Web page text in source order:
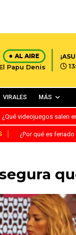
AL AIRE
El Papu Denis
VIRALES MÁS
¿Qué videojuegos salen
¿Por qué es